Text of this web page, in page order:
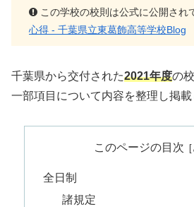
この学校の校則は公式に公開され
心得 - 千葉県立東葛飾高等学校Blog
千葉県から交付された2021年度の
一部項目について内容を整理し掲載
このページの目次
全日制
諸規定